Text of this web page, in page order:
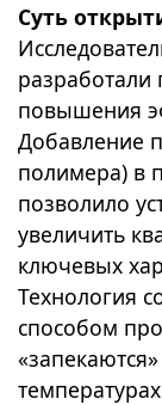
Суть
повышения
Добавление
полимера) в
позволило
увеличить
ключевых
Технология
способом